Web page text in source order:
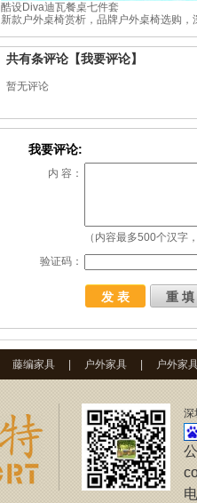
酷设Diva迪瓦餐桌七件套
新款户外桌椅赏析，品牌户外桌椅选购
共有条评论 【我要评论】
暂无评论
我要评论:
内 容：
（内容最多500个汉字
验证码：
藤编家具 户外家具 户外家
深